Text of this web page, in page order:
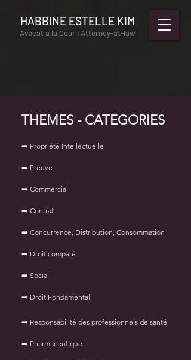
HABBINE ESTELLE KIM
Avocat à la Cour l Attorney-at-law
THEMES - CATEGORIES
➡️ Propriété Intellectuelle
➡️ Preuve
➡️ Commercial
➡️ Contrat
➡️ Concurrence, Distribution, Consommation
➡️ Droit comparé
➡️ Social
➡️ Droit Fondamental
➡️ Responsabilité des professionnels de santé
➡️ Pharmaceutique